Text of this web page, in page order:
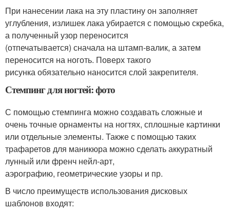
При нанесении лака на эту пластину он заполняет
углубления, излишек лака убирается с помощью скребка,
а полученный узор переносится
(отпечатывается) сначала на штамп-валик, а затем
переносится на ноготь. Поверх такого
рисунка обязательно наносится слой закрепителя.
Стемпинг для ногтей: фото
С помощью стемпинга можно создавать сложные и
очень точные орнаменты на ногтях, сплошные картинки
или отдельные элементы. Также с помощью таких
трафаретов для маникюра можно сделать аккуратный
лунный или френч нейл-арт,
аэрографию, геометрические узоры и пр.
В число преимуществ использования дисковых
шаблонов входят: